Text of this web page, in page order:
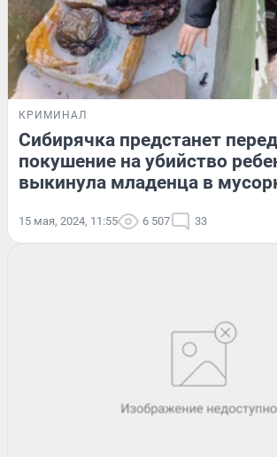
КРИМИНАЛ
Сибирячка предстанет
покушение на убийство
выкинула младенца в
15 мая, 2024, 11:55 6 507 33